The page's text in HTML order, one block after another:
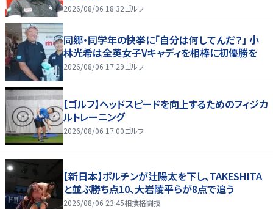
2026/08/06 18:32ゴルフ
同郷・同学年の快挙に「自分は何してんだ？」 小
林光希は全英女子Vキャディを相棒に初優勝を
2026/08/06 17:29ゴルフ
【ゴルフ】ヘッドスピードを向上するためのフィジカ
ルトレーニング
2026/08/06 17:00ゴルフ
【新日本】ボルチンが辻陽太を下し、TAKESHITA
と並ぶ勝ち点10、大岩陵平らが8点で追う
2026/08/06 23:45相撲格闘技